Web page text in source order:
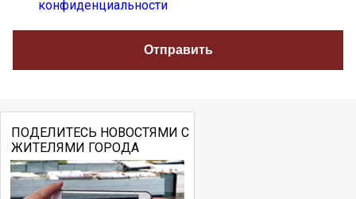
конфиденциальности
ПОДЕЛИТЕСЬ НОВОСТЯМИ С
ЖИТЕЛЯМИ ГОРОДА